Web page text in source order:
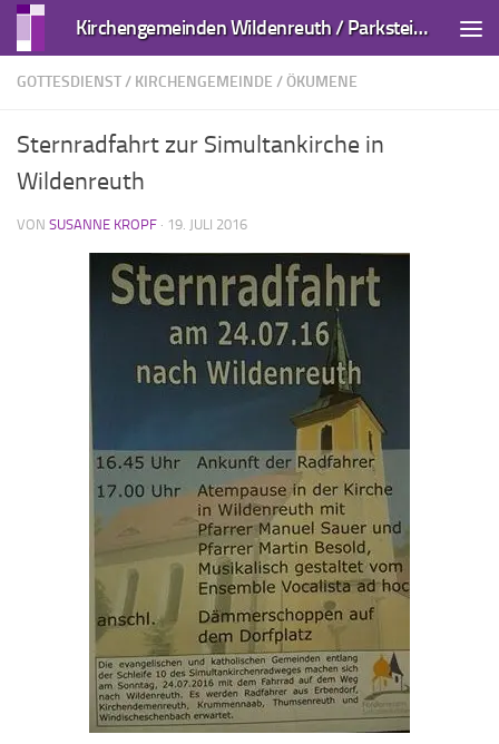
Zum Inhalt springen Kirchengemeinden Wildenreuth / Parkstein und Kirchendemenreuth
GOTTESDIENST/ KIRCHENGEMEINDE /ÖKUMENE
Sternradfahrt zur Simultankirche in
Wildenreuth
VON SUSANNE KROPF · 19. JULI 2016